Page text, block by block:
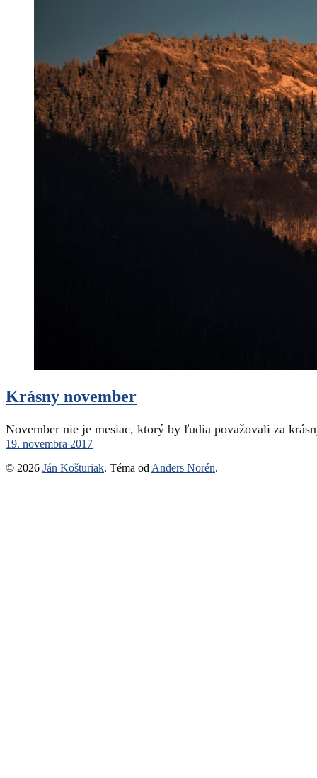
Krásny november
November nie je mesiac, ktorý by ľudia považovali za
19. novembra 2017
© 2026 Ján Košturiak. Téma od Anders Norén.